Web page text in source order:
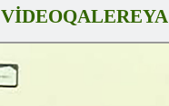
VİDEOQALEREYA